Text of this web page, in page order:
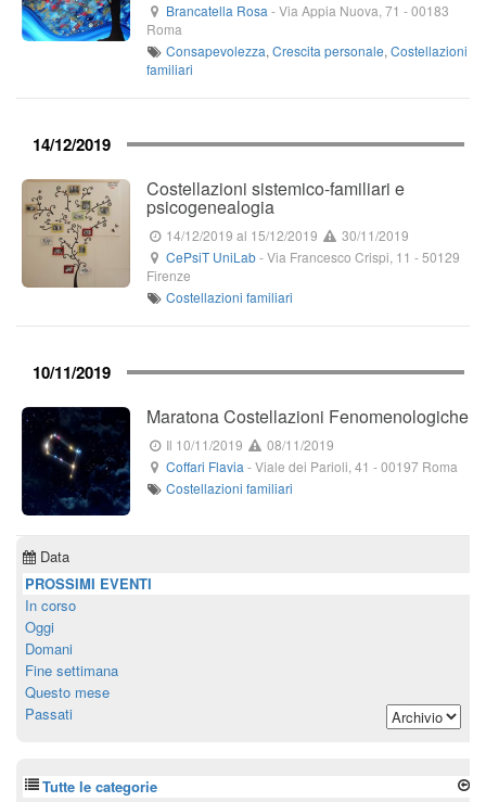
Brancatella Rosa -Via Appia Nuova, 71 -00183
Roma
Consapevolezza,Crescita personale,Costellazioni
familiari
14/12/2019
Costellazioni sistemico-familiari e
psicogenealogia
14/12/2019 al 15/12/2019
30/11/2019
CePsiT UniLab-Via Francesco Crispi, 11 -50129
Firenze
Costellazioni familiari
10/11/2019
Maratona Costellazioni Fenomenologiche
Il 10/11/2019
08/11/2019
Coffari Flavia -Viale dei Parioli, 41 -00197 Roma
Costellazioni familiari
Data
PROSSIMI EVENTI
In corso
Oggi
Domani
Fine settimana
Questo mese
Passati
Tutte le categorie